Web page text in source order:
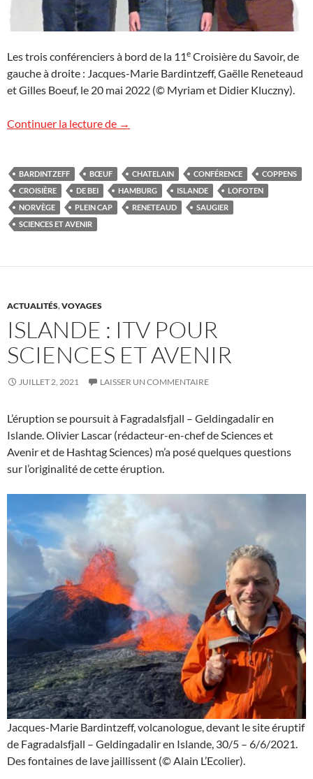
Les trois conférenciers à bord de la 11e Croisière du Savoir, de
gauche à droite : Jacques-Marie Bardintzeff, Gaëlle Reneteaud
et Gilles Boeuf, le 20 mai 2022 (© Myriam et Didier Kluczny).
Continuer la lecture de La 11e Croisière du Savoir en Islande et
→
BARDINTZEFF BŒUF CHATELAIN CONFÉRENCE
COPPENS
CROISIÈRE
DE BEI HAMBURG ISLANDE
LOFOTEN
NORVÈGE
PLEIN CAP RENETEAUD
SAUGIER
SCIENCES ET AVENIR
ACTUALITÉS,VOYAGES
ISLANDE : ITV POUR
SCIENCES ET AVENIR
JUILLET 2, 2021 LAISSER UN COMMENTAIRE
L’éruption se poursuit à Fagradalsfjall – Geldingadalir en
Islande. Olivier Lascar (rédacteur-en-chef de Sciences et
Avenir et de Hashtag Sciences) m’a posé quelques questions
sur l’originalité de cette éruption.
Jacques-Marie Bardintzeff, volcanologue, devant le site éruptif
de Fagradalsfjall – Geldingadalir en Islande, 30/5 – 6/6/2021.
Des fontaines de lave jaillissent (© Alain L’Ecolier).